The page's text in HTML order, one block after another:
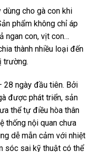
cho gà con khi
phẩm không chỉ áp
ngan con, vịt con…
thành nhiều loại đến
trường.
28 ngày đầu tiên. Bởi
được phát triển, sản
thể tự điều hòa thân
thống nội quan chưa
dễ mẫn cảm với nhiệt
sóc sai kỹ thuật có thể